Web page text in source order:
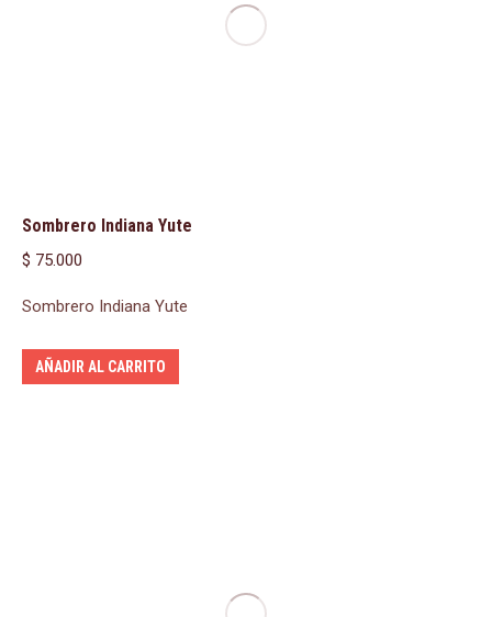
Sombrero Indiana Yute
$ 75.000
Sombrero Indiana Yute
AÑADIR AL CARRITO